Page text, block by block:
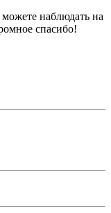
наблюдать на
спасибо!